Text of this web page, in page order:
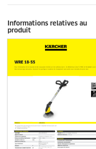
Informations relatives au
produit